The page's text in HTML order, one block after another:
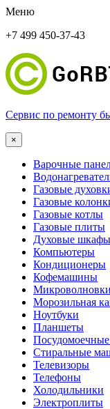
Меню
+7 499 450-37-43
Сервис по ремонту
×
Варочные
Газовые
Газовые
Газовые котлы
Газовые плиты
Духовые шкафы
Компьютеры
Кондиционеры
Кофемашины
Микроволновки
Морозильная
Ноутбуки
Планшеты
Стиральные
Телевизоры
Телефоны
Холодильники
Электроплиты